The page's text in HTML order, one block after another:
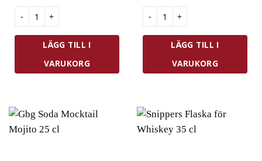
LÄGG TILL I
VARUKORG
LÄGG TILL I
VARUKORG